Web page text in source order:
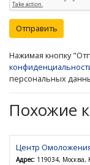
Отправить
Нажимая кнопку
персональных
Похожие
Центр
Адрес: 119034, Москва,